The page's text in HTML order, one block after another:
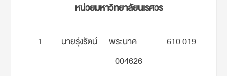
หน่วยมหาวิทยาลัยนเรศวร
นายรุ่งรัตน์ พระนาค 610 019
004626